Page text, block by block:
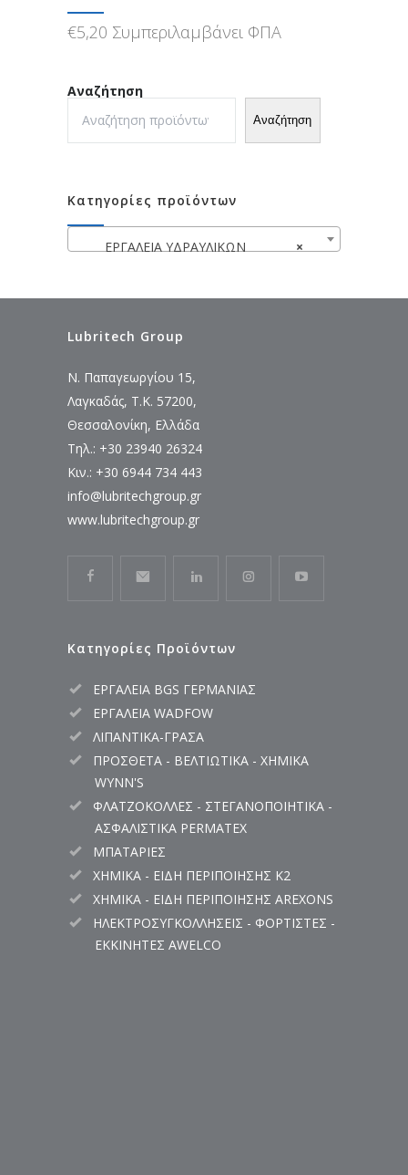
€5,20 Συμπεριλαμβάνει ΦΠΑ
Αναζήτηση
Αναζήτηση
Κατηγορίες προϊόντων
×
ΕΡΓΑΛΕΙΑ ΥΔΡΑΥΛΙΚΩΝ
Lubritech Group
Ν. Παπαγεωργίου 15,
Λαγκαδάς, Τ.Κ. 57200,
Θεσσαλονίκη, Ελλάδα
Τηλ.: +30 23940 26324
Κιν.: +30 6944 734 443
info@lubritechgroup.gr
www.lubritechgroup.gr
Κατηγορίες Προϊόντων
ΕΡΓΑΛΕΙΑ BGS ΓΕΡΜΑΝΙΑΣ
ΕΡΓΑΛΕΙΑ WADFOW
ΛΙΠΑΝΤΙΚΑ-ΓΡΑΣΑ
ΠΡΟΣΘΕΤΑ - ΒΕΛΤΙΩΤΙΚΑ - ΧΗΜΙΚΑ
WYNN'S
ΦΛΑΤΖΟΚΟΛΛΕΣ - ΣΤΕΓΑΝΟΠΟΙΗΤΙΚΑ -
ΑΣΦΑΛΙΣΤΙΚΑ PERMATEX
ΜΠΑΤΑΡΙΕΣ
ΧΗΜΙΚΑ - ΕΙΔΗ ΠΕΡΙΠΟΙΗΣΗΣ K2
ΧΗΜΙΚΑ - ΕΙΔΗ ΠΕΡΙΠΟΙΗΣΗΣ AREXONS
ΗΛΕΚΤΡΟΣΥΓΚΟΛΛΗΣΕΙΣ - ΦΟΡΤΙΣΤΕΣ -
ΕΚΚΙΝΗΤΕΣ AWELCO